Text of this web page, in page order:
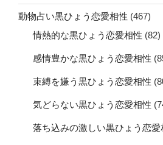
動物占い黒ひょう恋愛相性 (467)
情熱的な黒ひょう恋愛相性 (82)
感情豊かな黒ひょう恋愛相性
束縛を嫌う黒ひょう恋愛相性
気どらない黒ひょう恋愛相性
落ち込みの激しい黒ひょう恋愛